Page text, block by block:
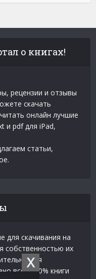
X
о книгах!
рецензии и отзывы
скачать
онлайн лучшие
и pdf для iPad,
статьи,
для скачивания на
собственностью их
для
всего 20% книги